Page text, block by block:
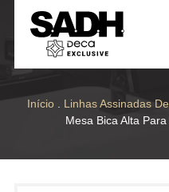
Início. Linhas Assinadas
Mesa Bica Alta